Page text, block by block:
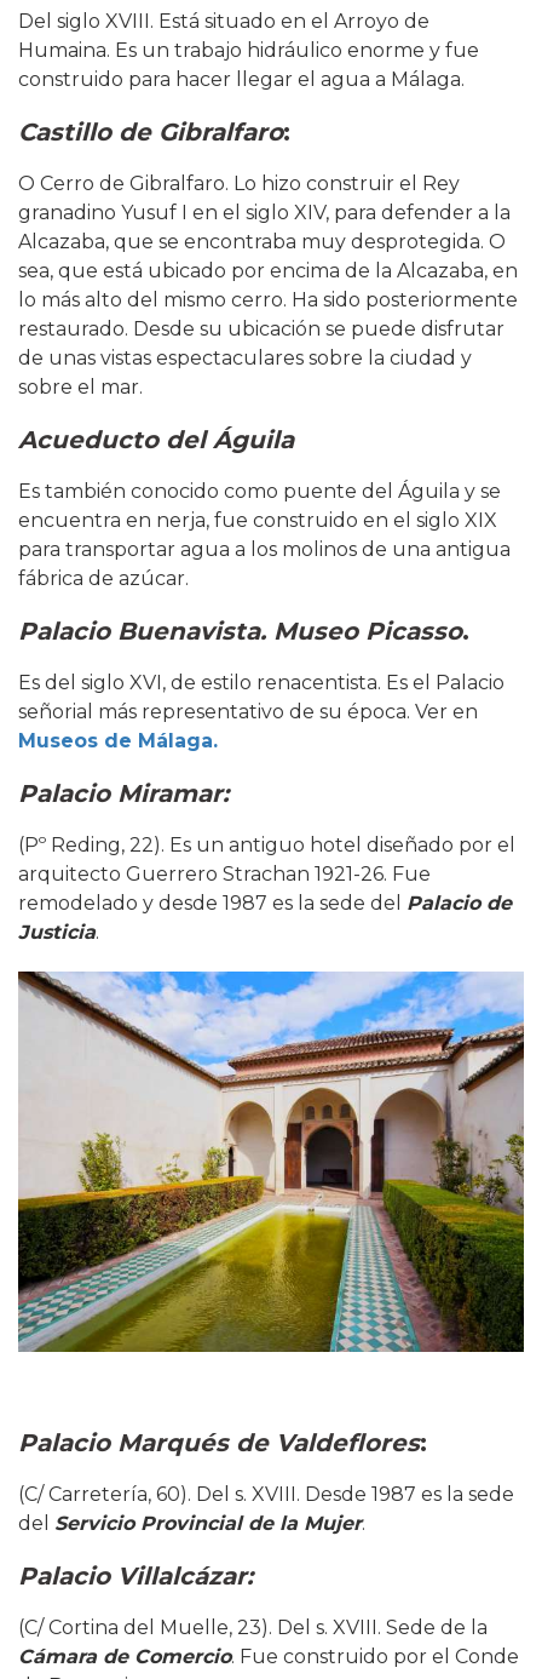
Del siglo XVIII. Está situado en el Arroyo de
Humaina. Es un trabajo hidráulico enorme y fue
construido para hacer llegar el agua a Málaga.
Castillo de Gibralfaro:
O Cerro de Gibralfaro. Lo hizo construir el Rey
granadino Yusuf I en el siglo XIV, para defender a la
Alcazaba, que se encontraba muy desprotegida. O
sea, que está ubicado por encima de la Alcazaba, en
lo más alto del mismo cerro. Ha sido posteriormente
restaurado. Desde su ubicación se puede disfrutar
de unas vistas espectaculares sobre la ciudad y
sobre el mar.
Acueducto del Águila
Es también conocido como puente del Águila y se
encuentra en nerja, fue construido en el siglo XIX
para transportar agua a los molinos de una antigua
fábrica de azúcar.
Palacio Buenavista. Museo Picasso.
Es del siglo XVI, de estilo renacentista. Es el Palacio
señorial más representativo de su época. Ver en
Museos de Málaga.
Palacio Miramar:
(Pº Reding, 22). Es un antiguo hotel diseñado por el
arquitecto Guerrero Strachan 1921-26. Fue
remodelado y desde 1987 es la sede del Palacio de
Justicia.
Palacio Marqués de Valdeflores:
(C/ Carretería, 60). Del s. XVIII. Desde 1987 es la sede
del Servicio Provincial de la Mujer.
Palacio Villalcázar:
(C/ Cortina del Muelle, 23). Del s. XVIII. Sede de la
Cámara de Comercio. Fue construido por el Conde